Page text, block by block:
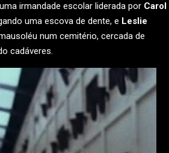
irmandade escolar liderada por Carol
uma escova de dente, e Leslie
num cemitério, cercada de
cadáveres.